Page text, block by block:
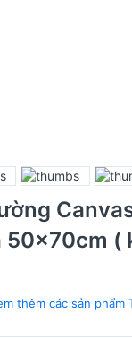
50x70cm (
thêm các sản phẩm